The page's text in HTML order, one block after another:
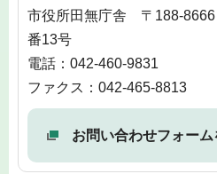
市役所田無庁舎 〒188-
番13号
電話：042-460-9831
ファクス：042-465-8813
お問い合わせフォー